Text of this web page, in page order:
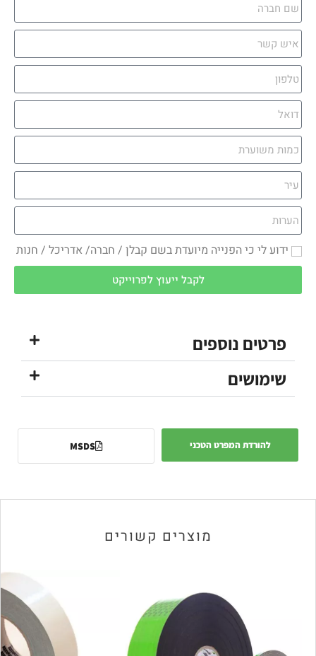
ידוע לי כי הפנייה מיועדת בשם קבלן / חברה/ אדריכל / חנות
לקבל ייעוץ לפרוייקט
פרטים נוספים
שימושים
להורדת המפרט הטכני MSDS
מוצרים קשורים